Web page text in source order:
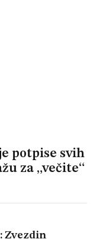
potpise svih
za „večite“
Zvezdin